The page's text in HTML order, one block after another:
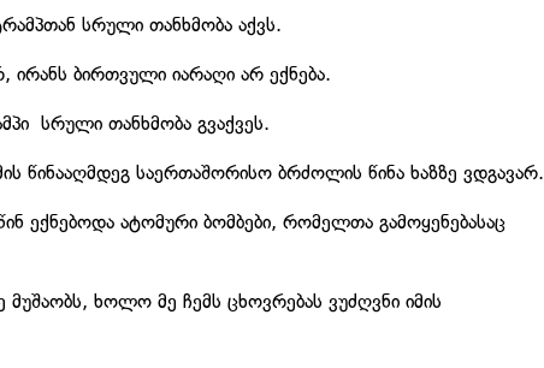
სრული თანხმობა აქვს.
ირანს ბირთვული იარაღი არ ექნება.
სრული თანხმობა გვაქვეს.
წინააღმდეგ საერთაშორისო ბრძოლის წინა ხაზზე ვდგავარ.
ექნებოდა ატომური ბომბები, რომელთა გამოყენებასაც
ხოლო მე ჩემს ცხოვრებას ვუძღვნი იმის